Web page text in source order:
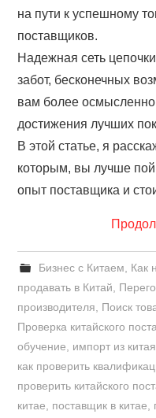
на пути к успешному
поставщиков.
Надежная сеть
забот, бесконечных
вам более
достижения лучших
В этой статье, я
которым, вы лучше
опыт поставщика и
Бизнес с Китаем Как
продавать в Китай
производителя
Поиск
Проверка китайского
обучение
импорт из китая
как проверить
проверить китайского
китае
поставщик в китае